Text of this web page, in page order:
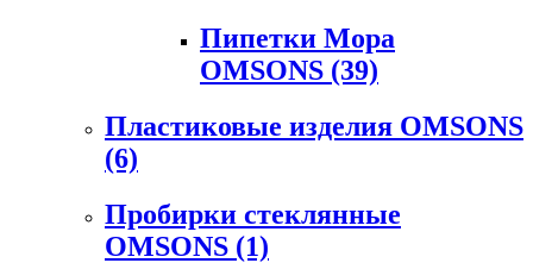
Пипетки Мора
OMSONS (39)
Пластиковые изделия OMSONS
(6)
Пробирки стеклянные
OMSONS (1)